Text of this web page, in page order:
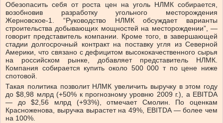
Обезопасить себя от роста цен на уголь НЛМК собирается,
возобновив разработку угольного месторождения
Жерновское-1. “Руководство НЛМК обсуждает варианты
строительства добывающих мощностей на месторождении”, —
говорит представитель компании. Кроме того, в завершающей
стадии долгосрочный контракт на поставку угля из Северной
Америки, что связано с дефицитом высококачественного сырья
на российском рынке, добавляет представитель НЛМК.
Компания собирается купить около 500 000 т по цене ниже
спотовой.
Такая политика позволит НЛМК увеличить выручку в этом году
до $8,98 млрд (+50% к прогнозному уровню 2009 г.), а EBITDA
— до $2,56 млрд (+93%), отмечает Смолин. По оценкам
Красноженова, выручка вырастет на 49%, EBITDA — более чем
на 100%.